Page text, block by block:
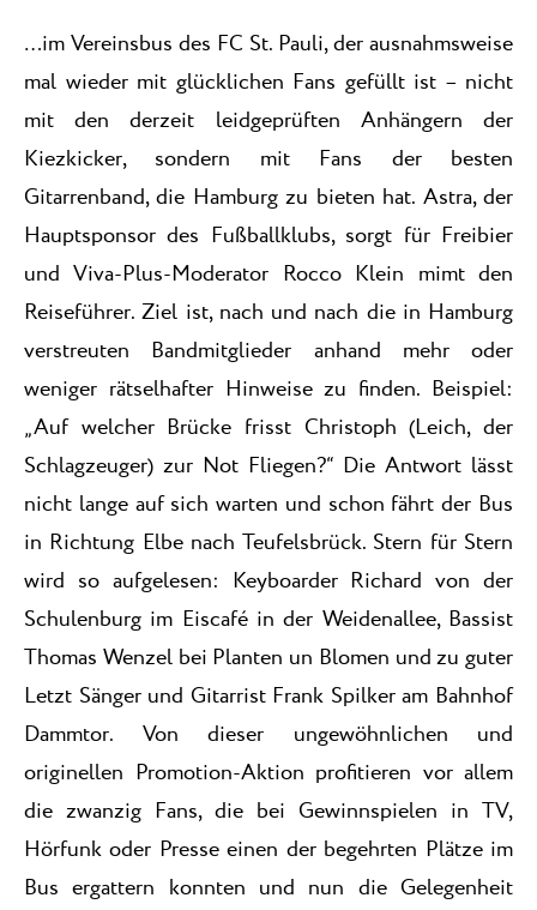
…im Vereinsbus des FC St. Pauli, der ausnahmsweise
mal wieder mit glücklichen Fans gefüllt ist – nicht
mit den derzeit leidgeprüften Anhängern der
Kiezkicker, sondern mit Fans der besten
Gitarrenband, die Hamburg zu bieten hat. Astra, der
Hauptsponsor des Fußballklubs, sorgt für Freibier
und Viva-Plus-Moderator Rocco Klein mimt den
Reiseführer. Ziel ist, nach und nach die in Hamburg
verstreuten Bandmitglieder anhand mehr oder
weniger rätselhafter Hinweise zu finden. Beispiel:
„Auf welcher Brücke frisst Christoph (Leich, der
Schlagzeuger) zur Not Fliegen?“ Die Antwort lässt
nicht lange auf sich warten und schon fährt der Bus
in Richtung Elbe nach Teufelsbrück. Stern für Stern
wird so aufgelesen: Keyboarder Richard von der
Schulenburg im Eiscafé in der Weidenallee, Bassist
Thomas Wenzel bei Planten un Blomen und zu guter
Letzt Sänger und Gitarrist Frank Spilker am Bahnhof
Dammtor. Von dieser ungewöhnlichen und
originellen Promotion-Aktion profitieren vor allem
die zwanzig Fans, die bei Gewinnspielen in TV,
Hörfunk oder Presse einen der begehrten Plätze im
Bus ergattern konnten und nun die Gelegenheit